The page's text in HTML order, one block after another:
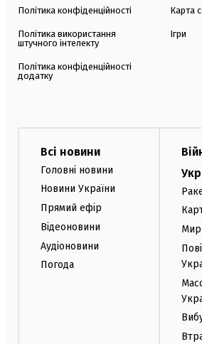
Політика конфіденційності
Політика використання
штучного інтелекту
Політика конфіденційності
додатку
Карта
Ігри
Всі новини
Головні новини
Новини України
Прямий ефір
Відеоновини
Аудіоновини
Погода